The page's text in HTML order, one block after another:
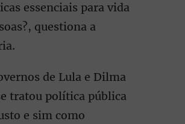
essenciais para vida
questiona a
de Lula e Dilma
tratou política pública
e sim como